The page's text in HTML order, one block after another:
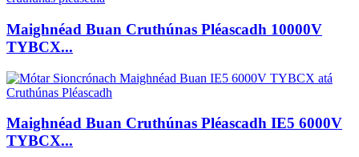
Maighnéad Buan Cruthúnas Pléascadh 10000V
TYBCX...
Maighnéad Buan Cruthúnas Pléascadh IE5 6000V
TYBCX...